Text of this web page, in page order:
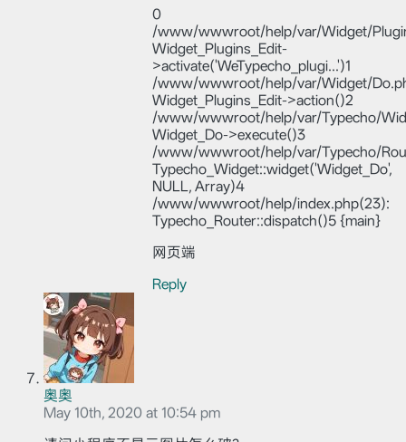
0
/www/wwwroot/help/var/Widget/
Widget_Plugins_Edit-
>activate('WeTypecho_plugi...')1
/www/wwwroot/help/var/Widget/
Widget_Plugins_Edit->action()2
/www/wwwroot/help/var/Typecho/
Widget_Do->execute()3
/www/wwwroot/help/var/Typecho/
Typecho_Widget::widget('Widget_Do',
NULL, Array)4
/www/wwwroot/help/index.php(23):
Typecho_Router::dispatch()5 {main}
网页端
Reply
奥奥
May 10th, 2020 at 10:54 pm